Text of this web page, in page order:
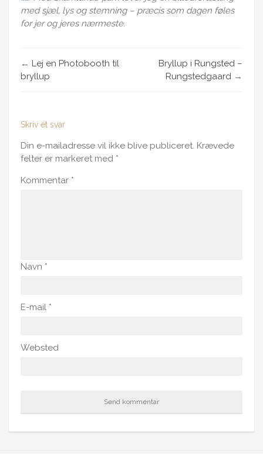
med sjæl, lys og stemning – præcis som dagen føles
for jer og jeres nærmeste.
← Lej en Photobooth til
bryllup
Bryllup i Rungsted –
Rungstedgaard →
Skriv et svar
Din e-mailadresse vil ikke blive publiceret. Krævede
felter er markeret med *
Kommentar *
Navn *
E-mail *
Websted